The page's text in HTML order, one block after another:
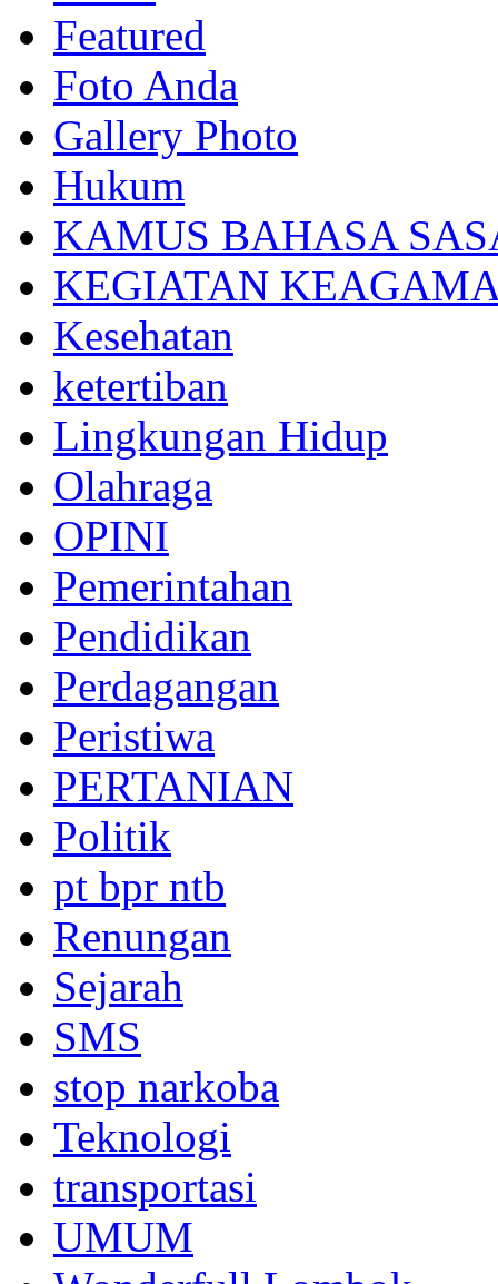
Featured
Foto Anda
Gallery Photo
Hukum
KAMUS BAHASA
KEGIATAN
Kesehatan
ketertiban
Lingkungan Hidup
Olahraga
OPINI
Pemerintahan
Pendidikan
Perdagangan
Peristiwa
PERTANIAN
Politik
pt bpr ntb
Renungan
Sejarah
SMS
stop narkoba
Teknologi
transportasi
UMUM